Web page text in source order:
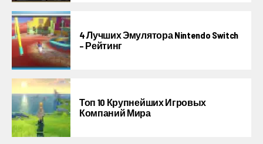
4 Лучших Эмулятора Nintendo Switch
– Рейтинг
Топ 10 Крупнейших Игровых
Компаний Мира